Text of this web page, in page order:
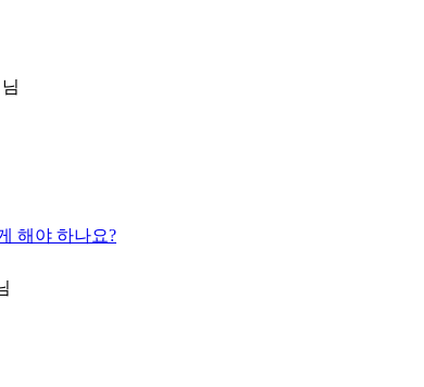
님
해야 하나요?